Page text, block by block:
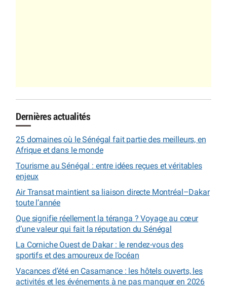
Dernières actualités
25 domaines où le Sénégal fait partie des meilleurs, en
Afrique et dans le monde
Tourisme au Sénégal : entre idées reçues et véritables
enjeux
Air Transat maintient sa liaison directe Montréal–Dakar
toute l’année
Que signifie réellement la téranga ? Voyage au cœur
d’une valeur qui fait la réputation du Sénégal
La Corniche Ouest de Dakar : le rendez-vous des
sportifs et des amoureux de l’océan
Vacances d’été en Casamance : les hôtels ouverts, les
activités et les événements à ne pas manquer en 2026